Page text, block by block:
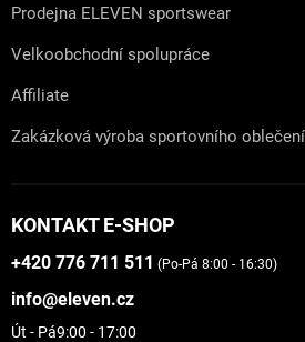
Prodejna ELEVEN sportswear
Velkoobchodní spolupráce
Affiliate
Zakázková výroba sportovního
KONTAKT E-SHOP
+420 776 711 511 (Po-Pá 8:00 - 16:30)
info@eleven.cz
Út - Pá9:00 - 17:00